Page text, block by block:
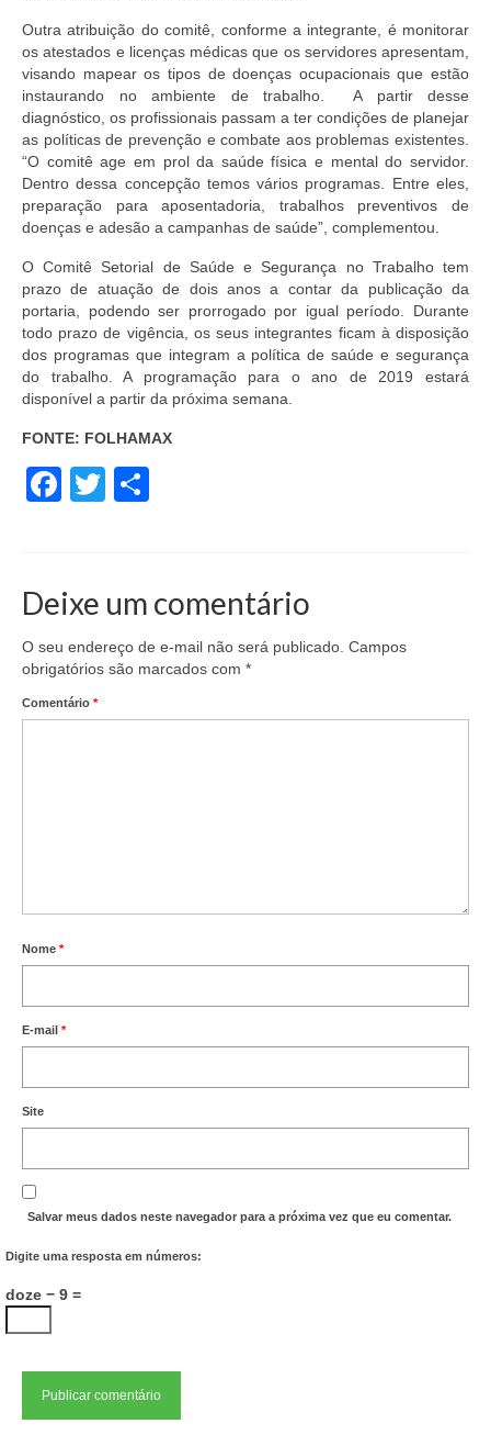
Outra atribuição do comitê, conforme a integrante, é monitorar
os atestados e licenças médicas que os servidores apresentam,
visando mapear os tipos de doenças ocupacionais que estão
instaurando no ambiente de trabalho. A partir desse
diagnóstico, os profissionais passam a ter condições de planejar
as políticas de prevenção e combate aos problemas existentes.
“O comitê age em prol da saúde física e mental do servidor.
Dentro dessa concepção temos vários programas. Entre eles,
preparação para aposentadoria, trabalhos preventivos de
doenças e adesão a campanhas de saúde”, complementou.
O Comitê Setorial de Saúde e Segurança no Trabalho tem
prazo de atuação de dois anos a contar da publicação da
portaria, podendo ser prorrogado por igual período. Durante
todo prazo de vigência, os seus integrantes ficam à disposição
dos programas que integram a política de saúde e segurança
do trabalho. A programação para o ano de 2019 estará
disponível a partir da próxima semana.
FONTE: FOLHAMAX
Facebook
Twitter
Deixe um comentário
O seu endereço de e-mail não será publicado. Campos
obrigatórios são marcados com *
Comentário *
Nome *
E-mail *
Site
Salvar meus dados neste navegador para a próxima vez que eu comentar.
Digite uma resposta em números:
doze − 9 =